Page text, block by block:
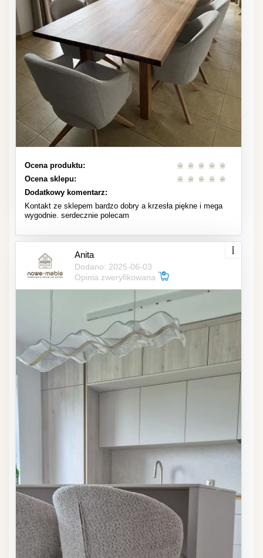
Ocena produktu:
Ocena sklepu:
Dodatkowy komentarz:
Kontakt ze sklepem bardzo dobry a krzesła piękne i mega
wygodnie. serdecznie polecam
Anita
Dodano: 2025-06-03
Opinia zweryfikowana